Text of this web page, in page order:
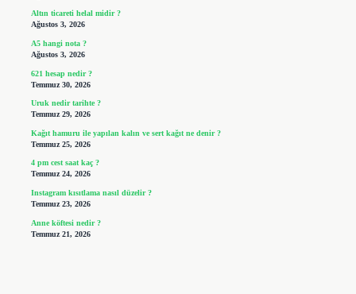
Altın ticareti helal midir ?
Ağustos 3, 2026
A5 hangi nota ?
Ağustos 3, 2026
621 hesap nedir ?
Temmuz 30, 2026
Uruk nedir tarihte ?
Temmuz 29, 2026
Kağıt hamuru ile yapılan kalın ve sert kağıt ne denir ?
Temmuz 25, 2026
4 pm cest saat kaç ?
Temmuz 24, 2026
Instagram kısıtlama nasıl düzelir ?
Temmuz 23, 2026
Anne köftesi nedir ?
Temmuz 21, 2026